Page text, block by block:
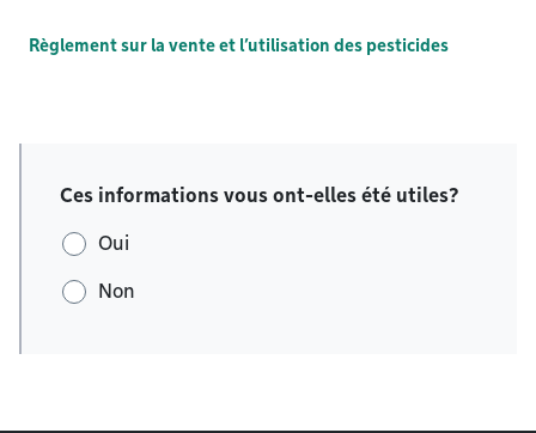
Règlement sur la vente et l’utilisation des pesticides
Ces informations vous ont-elles été utiles?
Oui
Non